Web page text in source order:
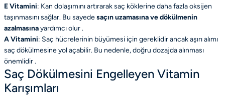
E Vitamini: Kan dolaşımını artırarak saç köklerine daha fazla oksijen
taşınmasını sağlar. Bu sayedesaçın uzamasına ve dökülmenin
azalmasınayardımcı olur .
A Vitamini: Saç hücrelerinin büyümesi için gereklidir ancak aşırı alımı
saç dökülmesine yol açabilir. Bu nedenle, doğru dozajda alınması
önemlidir .
Saç Dökülmesini Engelleyen Vitamin
Karışımları